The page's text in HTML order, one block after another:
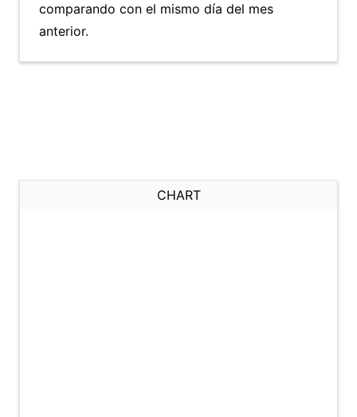
comparando con el mismo día del mes
anterior.
CHART